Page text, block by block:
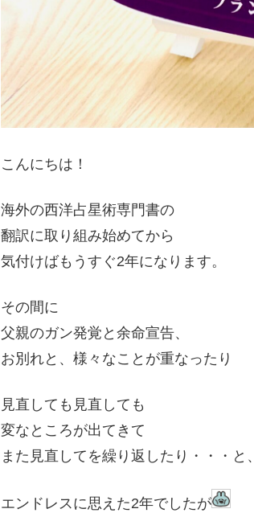
こんにちは！
海外の西洋占星術専門書の
翻訳に取り組み始めてから
気付けばもうすぐ2年になります。
その間に
父親のガン発覚と余命宣告、
お別れと、様々なことが重なったり
見直しても見直しても
変なところが出てきて
また見直してを繰り返したり・・・と、
エンドレスに思えた2年でしたが